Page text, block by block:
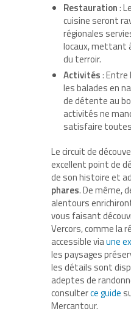
Restauration:
cuisine seront
régionales
locaux, mettant
du terroir.
Activités:
les balades en
de détente au
activités ne
satisfaire
Le circuit de
excellent point de
de son histoire et
phares. De même,
alentours
vous faisant
Vercors, comme la
accessible viaune
les paysages
les détails sont
adeptes de
consulterce guide
Mercantour.